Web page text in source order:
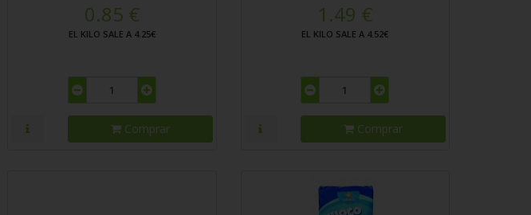
0.85 €
EL KILO SALE A 4.25€
Comprar
1.49 €
EL KILO SALE A 4.52€
Comprar